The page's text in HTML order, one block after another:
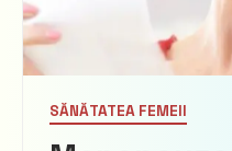
SĂNĂTATEA FEMEII